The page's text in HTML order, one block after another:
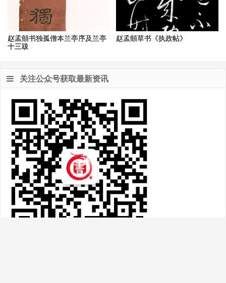
赵孟頫书独孤僧本兰亭序及兰亭
十三跋
赵孟頫草书《执政帖》
关注公众号获取最新资讯